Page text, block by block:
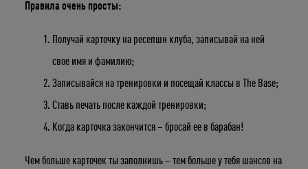
Укажите ваш возраст
Правила очень просты:
Получай карточку на ресепшн клуба, записывай на ней
свое имя и фамилию;
Записывайся на тренировки и посещай классы в The Base;
Ставь печать после каждой тренировки;
Когда карточка закончится – бросай ее в барабан!
Чем больше карточек ты заполнишь – тем больше у тебя шансов на